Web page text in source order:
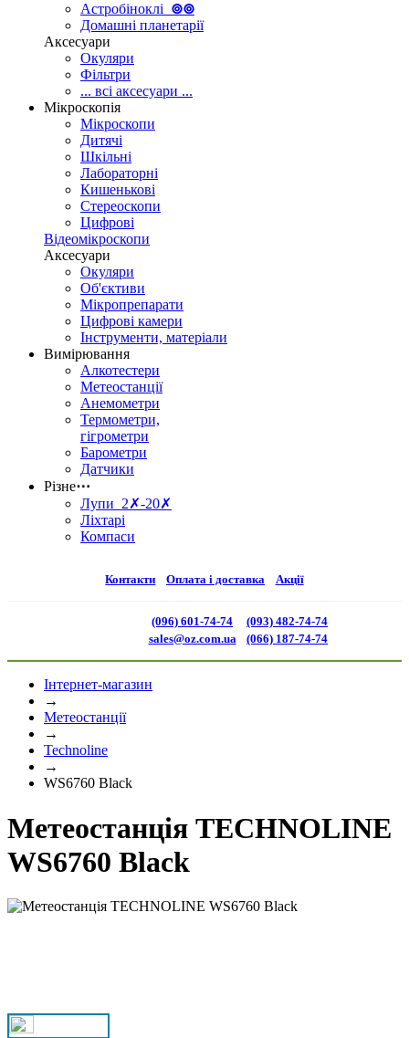
Астробіноклі ⊚⊚
Домашні планетарії
Аксесуари
Окуляри
Фільтри
... всі аксесуари ...
Мікроскопія
Мікроскопи
Дитячі
Шкільні
Лабораторні
Кишенькові
Стереоскопи
Цифрові
Відеомікроскопи
Аксесуари
Окуляри
Об'єктиви
Мікропрепарати
Цифрові камери
Інструменти, матеріали
Вимірювання
Алкотестери
Метеостанції
Анемометри
Термометри,
гігрометри
Барометри
Датчики
Різне⋯
Лупи 2✗-20✗
Ліхтарі
Компаси
Контакти Оплата і доставка Акції
(096) 601-74-74
sales@oz.com.ua
(093) 482-74-74
(066) 187-74-74
Інтернет-магазин
→
Метеостанції
→
Technoline
→
WS6760 Black
Метеостанція TECHNOLINE
WS6760 Black